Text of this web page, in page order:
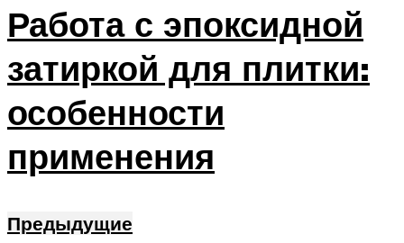
Работа с эпоксидной
затиркой для плитки:
особенности
применения
Предыдущие